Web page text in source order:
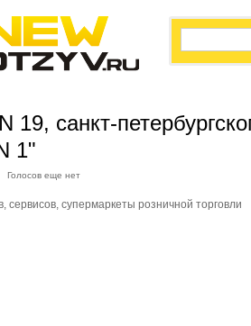
19, санкт-
1"
Голосов еще нет
сервисов, супермаркеты розничной торговли